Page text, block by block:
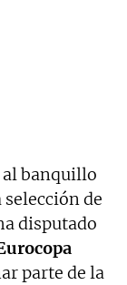
al banquillo
selección de
disputado
parte de la